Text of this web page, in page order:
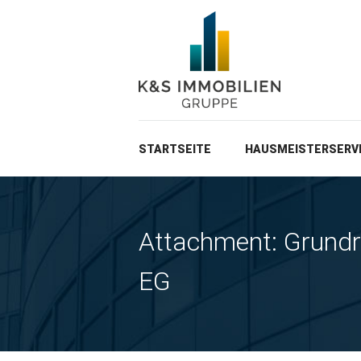
STARTSEITE
Attachment:
EG